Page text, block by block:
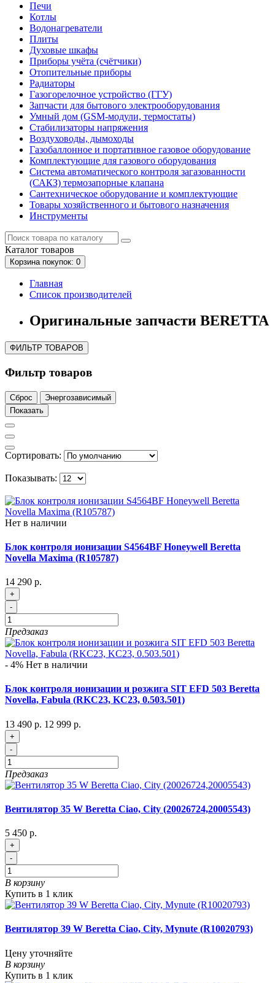
Печи
Котлы
Водонагреватели
Плиты
Духовые шкафы
Приборы учёта (счётчики)
Отопительные приборы
Радиаторы
Газогорелочное устройство (ГГУ)
Запчасти для бытового электрооборудования
Умный дом (GSM-модули, термостаты)
Cтабилизаторы напряжения
Воздуховоды, дымоходы
Газобаллонное и портативное газовое оборудование
Комплектующие для газового оборудования
Система автоматического контроля загазованности
(САКЗ) термозапорные клапана
Сантехническое оборудование и комплектующие
Товары хозяйственного и бытового назначения
Инструменты
Каталог товаров
Корзинапокупок: 0
Главная
Список производителей
Оригинальные запчасти BERETTA
ФИЛЬТР ТОВАРОВ
Фильтр товаров
Сброс
Энергозависимый
Показать
Сортировать:
Показывать:
Нет в наличии
Блок контроля ионизации S4564BF Honeywell Beretta
Novella Maxima (R105787)
14 290 р.
+
-
Предзаказ
- 4% Нет в наличии
Блок контроля ионизации и розжига SIT EFD 503 Beretta
Novella, Fabula (RKC23, KC23, 0.503.501)
13 490 р. 12 999 р.
+
-
Предзаказ
Вентилятор 35 W Beretta Ciao, City (20026724,20005543)
5 450 р.
+
-
В корзину
Купить в 1 клик
Вентилятор 39 W Beretta Ciao, City, Mynute (R10020793)
Цену уточняйте
В корзину
Купить в 1 клик